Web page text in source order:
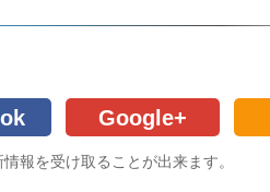
Google+
報を受け取ることが出来ます。